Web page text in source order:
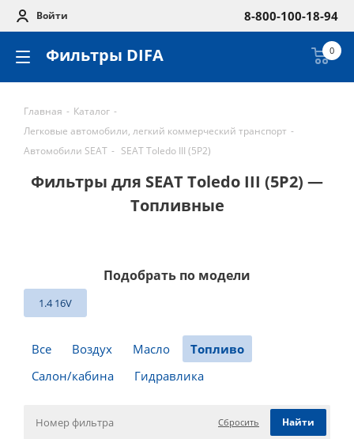
Войти 8-800-100-18-94
Фильтры DIFA 0
Главная - Каталог -
Легковые автомобили, легкий коммерческий транспорт -
Автомобили SEAT - SEAT Toledo III (5P2)
Фильтры для SEAT Toledo III (5P2) —
Топливные
Подобрать по модели
1.4 16V
Все Воздух Масло
Топливо
Салон/кабина
Гидравлика
Сбросить